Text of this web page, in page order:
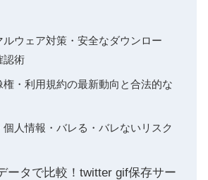
ルウェア対策・安全なダウンロー
認術
権・利用規約の最新動向と合法的な
個人情報・バレる・バレないリスク
ータで比較！twitter gif保存サー